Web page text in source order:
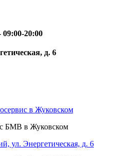
20:00
д. 6
БМВ в Жуковском
ул. Энергетическая, д. 6